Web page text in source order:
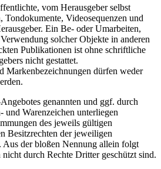
vom Herausgeber selbst
Tondokumente, Videosequenzen und
Ein Be- oder Umarbeiten,
solcher Objekte in anderen
Publikationen ist ohne schriftliche
nicht gestattet.
Markenbezeichnungen dürfen weder
genannten und ggf. durch
und Warenzeichen unterliegen
des jeweils gültigen
Besitzrechten der jeweiligen
Aus der bloßen Nennung allein folgt
durch Rechte Dritter geschützt sind.